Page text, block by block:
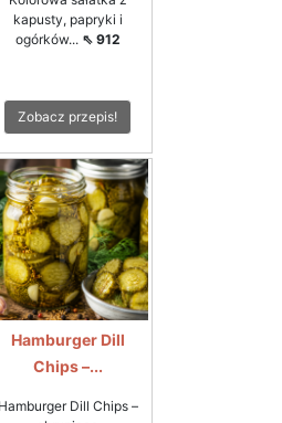
kapusty, papryki i
ogórków... ⇖ 912
Zobacz przepis!
Hamburger Dill
Chips –...
Hamburger Dill Chips –